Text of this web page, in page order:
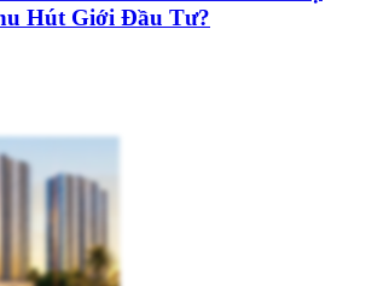
Hút Giới Đầu Tư?